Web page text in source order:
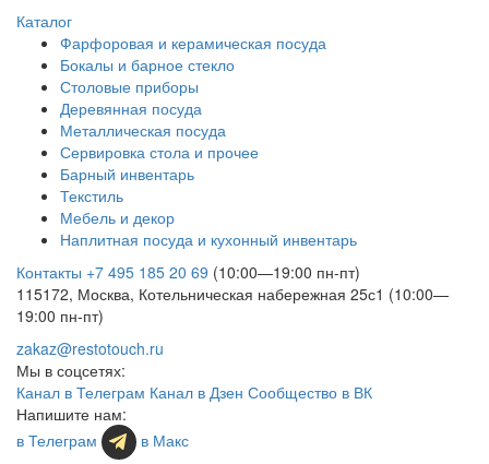
Каталог
Фарфоровая и керамическая посуда
Бокалы и барное стекло
Столовые приборы
Деревянная посуда
Металлическая посуда
Сервировка стола и прочее
Барный инвентарь
Текстиль
Мебель и декор
Наплитная посуда и кухонный инвентарь
Контакты +7 495 185 20 69 (10:00—19:00 пн-пт)
115172, Москва, Котельническая набережная 25с1 (10:00—
19:00 пн-пт)
zakaz@restotouch.ru
Мы в соцсетях:
Канал в Телеграм Канал в Дзен Сообщество в ВК
Напишите нам:
в Телеграм
в Макс